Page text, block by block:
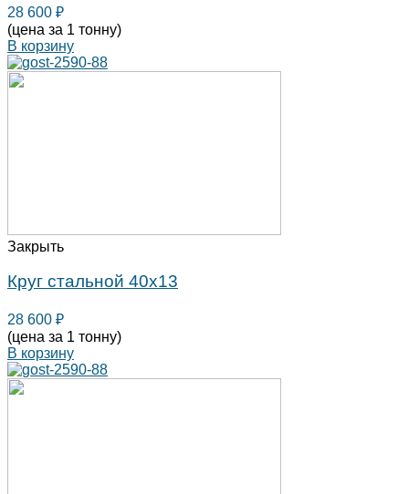
28 600 ₽
(цена за 1 тонну)
В корзину
Закрыть
Круг стальной 40х13
28 600 ₽
(цена за 1 тонну)
В корзину